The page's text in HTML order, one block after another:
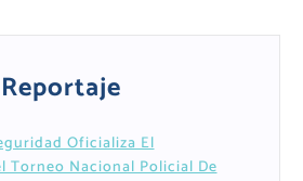
Reportaje
Oficializa El
Torneo Nacional Policial De